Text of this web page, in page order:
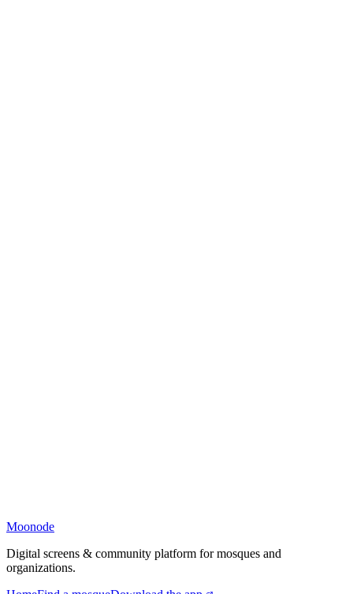
Moonode
Digital screens & community platform for mosques and
organizations.